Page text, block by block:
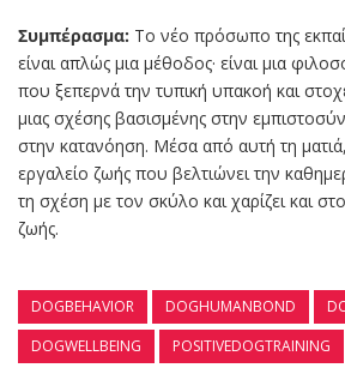
Συμπέρασμα: Το νέο πρόσωπο της
είναι απλώς μια μέθοδος· είναι μια
που ξεπερνά την τυπική υπακοή και
μιας σχέσης βασισμένης στην
στην κατανόηση. Μέσα από αυτή τη
εργαλείο ζωής που βελτιώνει την
τη σχέση με τον σκύλο και χαρίζει και
ζωής.
DOGBEHAVIOR DOGHUMANBOND
DOGWELLBEING
POSITIVEDOGTRAINING